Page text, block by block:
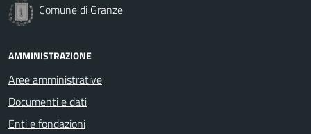
Comune di Granze
AMMINISTRAZIONE
Aree amministrative
Documenti e dati
Enti e fondazioni